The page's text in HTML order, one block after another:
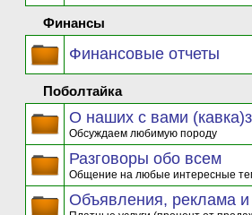
Финансы
Финансовые отчеты
Поболтайка
О наших с вами
Обсуждаем любимую породу
Разговоры обо всем
Общение на любые интересные
Объявления, реклама и